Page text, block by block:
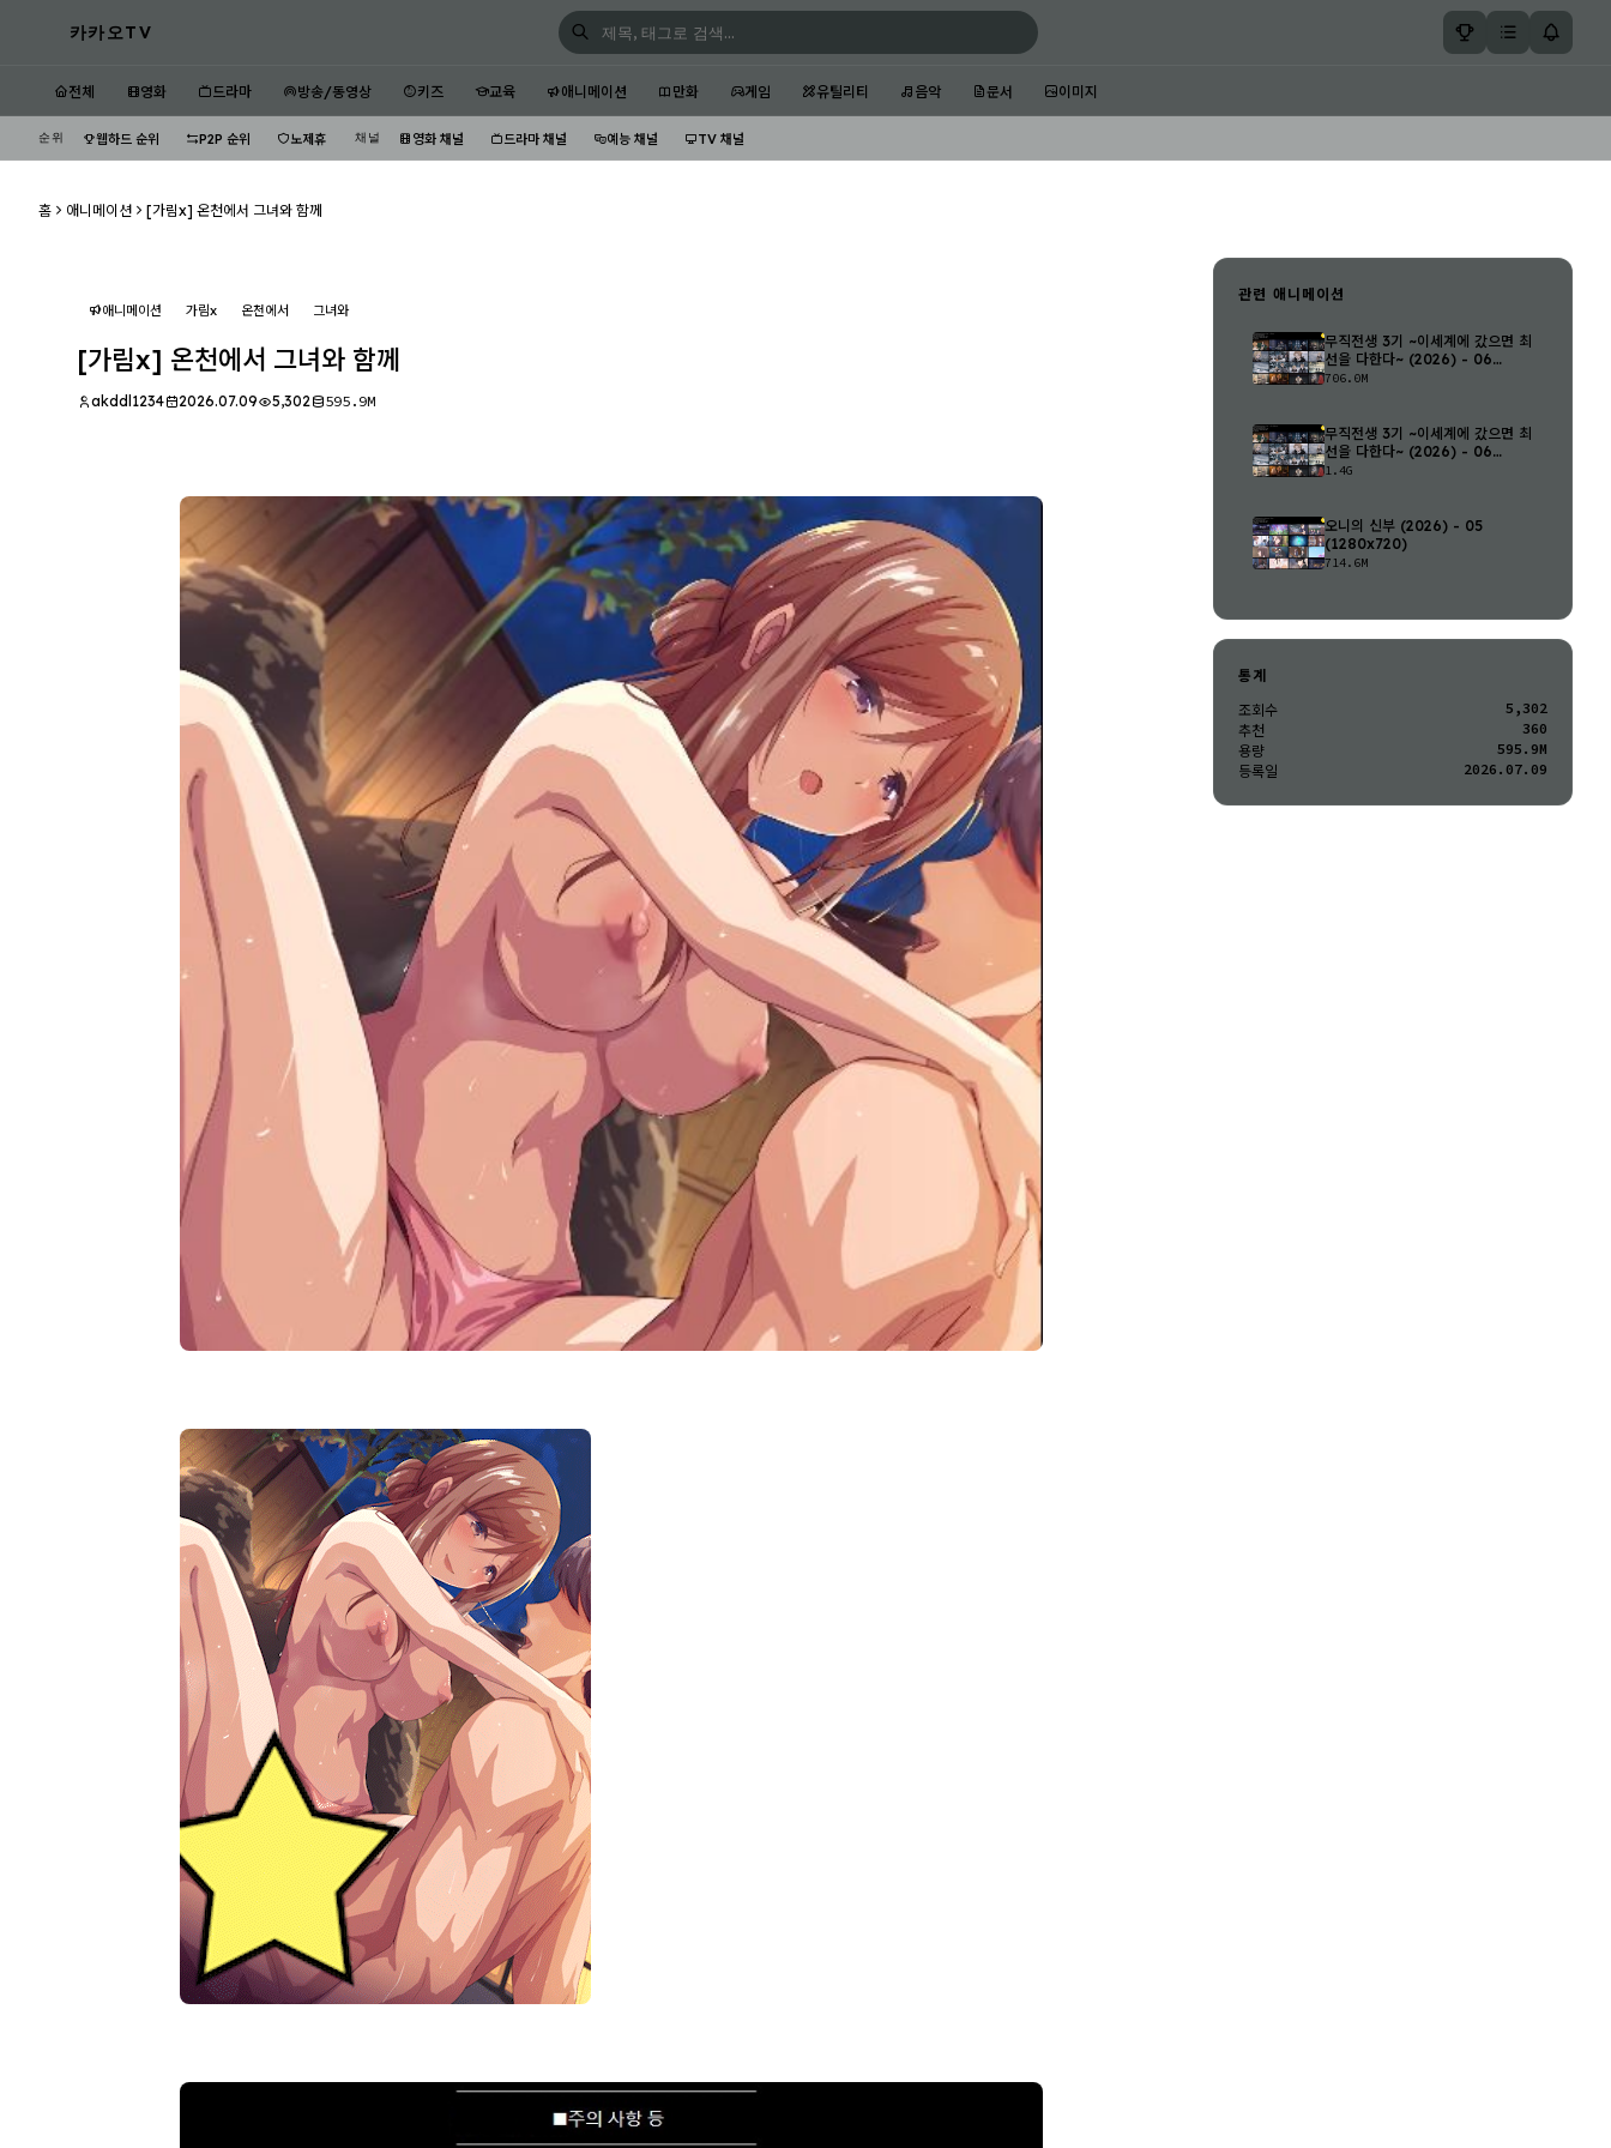
카카오TV
전체 영화 드라마 방송/동영상 키즈 교육 애니메이션 만화 게임 유틸리티 음악 문서 이미지
순위 웹하드 순위 P2P 순위 노제휴 채널 영화 채널 드라마 채널 예능 채널 TV 채널
홈 애니메이션 [가림x] 온천에서 그녀와 함께
애니메이션 가림x 온천에서 그녀와
[가림x] 온천에서 그녀와 함께
akddl1234 2026.07.09 5,302 595.9M
관련 애니메이션
무직전생 3기 ~이세계에 갔으면 최
선을 다한다~ (2026) - 06
(1280..
706.0M
무직전생 3기 ~이세계에 갔으면 최
선을 다한다~ (2026) - 06
(1920..
1.4G
오니의 신부 (2026) - 05
(1280x720)
714.6M
통계
조회수
5,302
추천
360
용량
595.9M
등록일
2026.07.09